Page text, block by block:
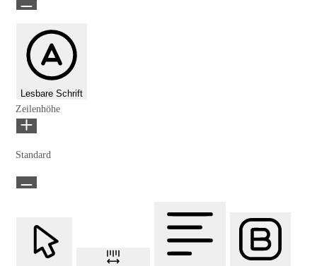
Lesbare Schrift
Zeilenhöhe
Standard